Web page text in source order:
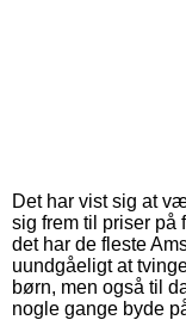
Det har vist sig at
sig frem til priser på
det har de fleste
uundgåeligt at
børn, men også til
nogle gange byde